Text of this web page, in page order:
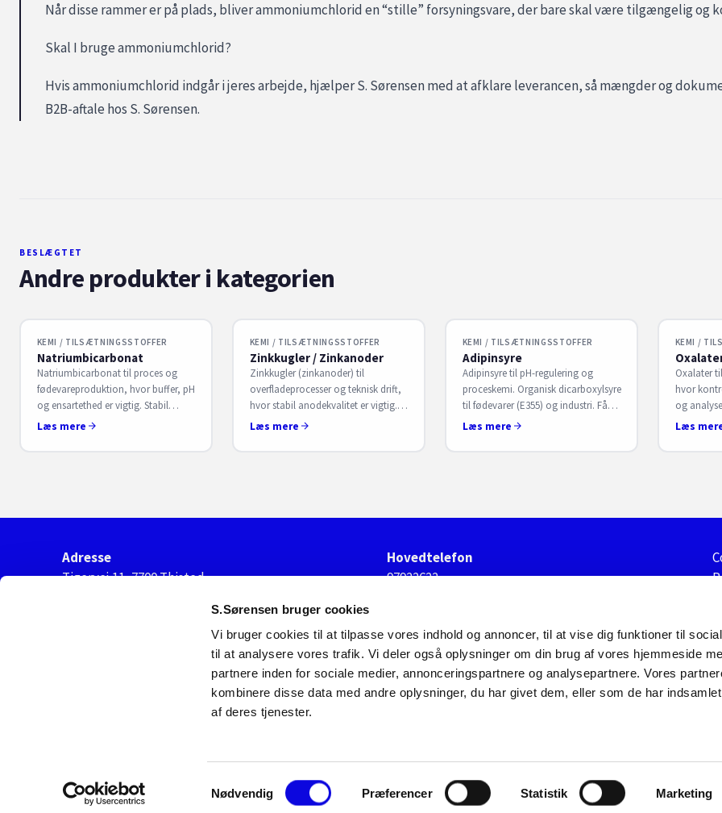
S.Sørensen bruger cookies
Vi bruger cookies til at tilpasse vores indhold og annoncer, til at vise dig funktioner til
til at analysere vores trafik. Vi deler også oplysninger om din brug af vores hjemmeside
partnere inden for sociale medier, annonceringspartnere og analysepartnere. Vores
kombinere disse data med andre oplysninger, du har givet dem, eller som de har
af deres tjenester.
Samtykkevalg
Nødvendig Præferencer Statistik Marketing
Når disse rammer er på plads, bliver ammoniumchlorid en “stille” forsyningsvare, der bare skal være tilgængelig og
Skal I bruge ammoniumchlorid?
Hvis ammoniumchlorid indgår i jeres arbejde, hjælper S. Sørensen med at afklare leverancen, så mængder og
B2B-aftale hos S. Sørensen.
BESLÆGTET
Andre produkter i kategorien
KEMI / TILSÆTNINGSSTOFFER
Natriumbicarbonat
Natriumbicarbonat til proces og
fødevareproduktion, hvor buffer, pH
og ensartethed er vigtig. Stabil
råvare til rutiner og planlagt forbrug.
Læs mere
KEMI / TILSÆTNINGSSTOFFER
Zinkkugler / Zinkanoder
Zinkkugler (zinkanoder) til
overfladeprocesser og teknisk drift,
hvor stabil anodekvalitet er vigtig.
Ensartet forbrug og forsyning. Få
Læs mere
KEMI / TILSÆTNINGSSTOFFER
Adipinsyre
Adipinsyre til pH-regulering og
proceskemi. Organisk dicarboxylsyre
til fødevarer (E355) og industri. Få
B2B-aftale hos S. Sørensen.
Læs mere
KEMI /
Oxalater
hvor
og
Læs
Adresse
Tigervej 11, 7700 Thisted
Hovedtelefon
97922622
s.sorensen@s-sorensen.dk
Designet og udviklet af Kompas360